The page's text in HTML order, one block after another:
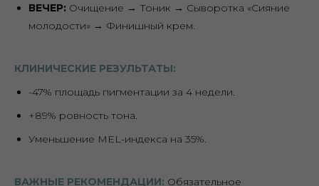
ВЕЧЕР: Очищение → Тоник → Сыворотка «Сияние
молодости» → Финишный крем.
КЛИНИЧЕСКИЕ РЕЗУЛЬТАТЫ:
-47% площадь пигментации за 4 недели.
+89% ровность тона.
Уменьшение MEL-индекса на 35%.
ВАЖНЫЕ РЕКОМЕНДАЦИИ: Обязательное